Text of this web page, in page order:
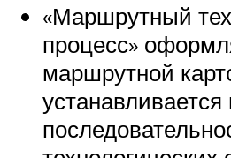
«Маршрутный
процесс»
маршрутной